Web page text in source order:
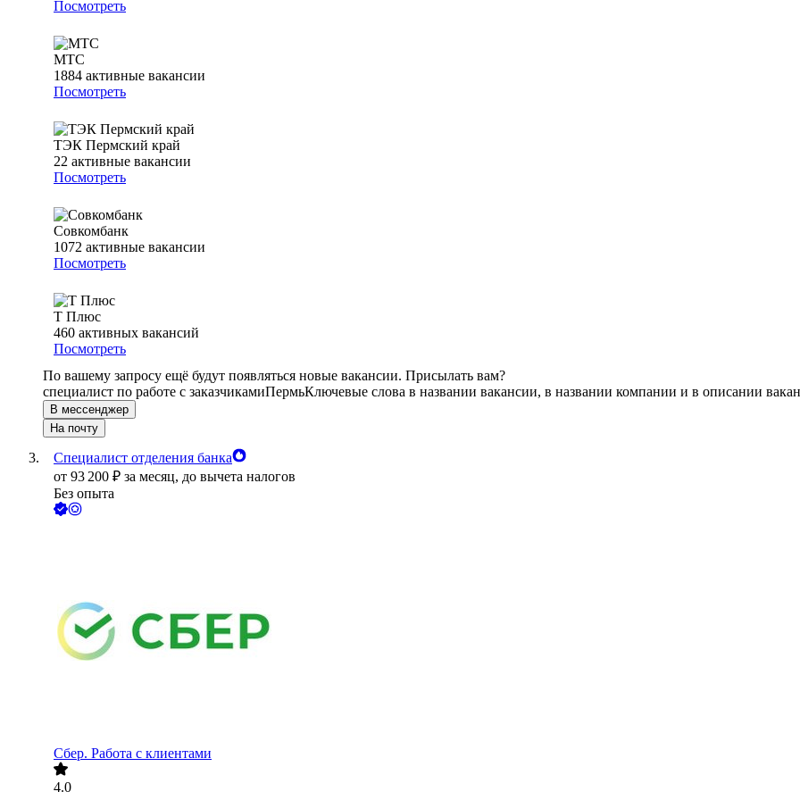
Посмотреть
МТС
1884 активные вакансии
Посмотреть
ТЭК Пермский край
22 активные вакансии
Посмотреть
Совкомбанк
1072 активные вакансии
Посмотреть
Т Плюс
460 активных вакансий
Посмотреть
По вашему запросу ещё будут появляться новые вакансии. Присылать вам?
специалист по работе с заказчикамиПермьКлючевые слова в названии вакансии, в названии компании и в описании
В мессенджер
На почту
Специалист отделения банка
от 93 200 ₽ за месяц, до вычета налогов
Без опыта
Сбер. Работа с клиентами
4.0